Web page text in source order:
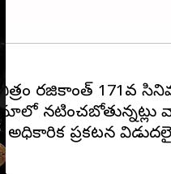
రజినీకాంత్ 171వ
నటించబోతున్నట్లు
అధికారిక ప్రకటన